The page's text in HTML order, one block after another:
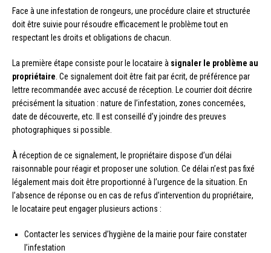
Face à une infestation de rongeurs, une procédure claire et structurée
doit être suivie pour résoudre efficacement le problème tout en
respectant les droits et obligations de chacun.
La première étape consiste pour le locataire à signaler le problème au
propriétaire . Ce signalement doit être fait par écrit, de préférence par
lettre recommandée avec accusé de réception. Le courrier doit décrire
précisément la situation : nature de l’infestation, zones concernées,
date de découverte, etc. Il est conseillé d’y joindre des preuves
photographiques si possible.
À réception de ce signalement, le propriétaire dispose d’un délai
raisonnable pour réagir et proposer une solution. Ce délai n’est pas fixé
légalement mais doit être proportionné à l’urgence de la situation. En
l’absence de réponse ou en cas de refus d’intervention du propriétaire,
le locataire peut engager plusieurs actions :
Contacter les services d’hygiène de la mairie pour faire constater
l’infestation